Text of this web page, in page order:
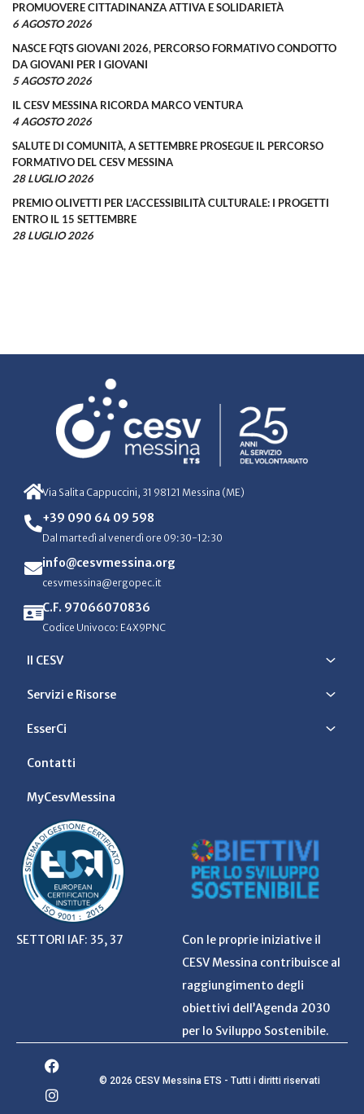
PROMUOVERE CITTADINANZA ATTIVA E SOLIDARIETÀ
6 AGOSTO 2026
NASCE FQTS GIOVANI 2026, PERCORSO FORMATIVO CONDOTTO
DA GIOVANI PER I GIOVANI
5 AGOSTO 2026
IL CESV MESSINA RICORDA MARCO VENTURA
4 AGOSTO 2026
SALUTE DI COMUNITÀ, A SETTEMBRE PROSEGUE IL PERCORSO
FORMATIVO DEL CESV MESSINA
28 LUGLIO 2026
PREMIO OLIVETTI PER L’ACCESSIBILITÀ CULTURALE: I PROGETTI
ENTRO IL 15 SETTEMBRE
28 LUGLIO 2026
Via Salita Cappuccini, 31 98121 Messina (ME)
+39 090 64 09 598
Dal martedì al venerdì ore 09:30-12:30
info@cesvmessina.org
cesvmessina@ergopec.it
C.F. 97066070836
Codice Univoco: E4X9PNC
Il CESV
Servizi e Risorse
EsserCi
Contatti
MyCesvMessina
SETTORI IAF: 35, 37
Con le proprie iniziative il
CESV Messina contribuisce al
raggiungimento degli
obiettivi dell’Agenda 2030
per lo Sviluppo Sostenibile.
© 2026 CESV Messina ETS - Tutti i diritti riservati